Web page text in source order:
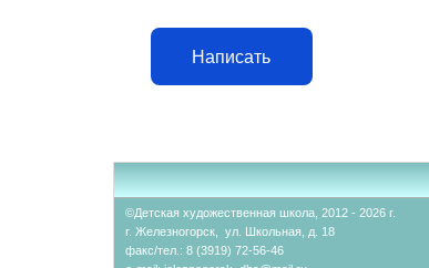
Написать
©Детская художественная школа, 2012 - 2026 г.
г. Железногорск, ул. Школьная, д. 18
факс/тел.: 8 (3919) 72-56-46